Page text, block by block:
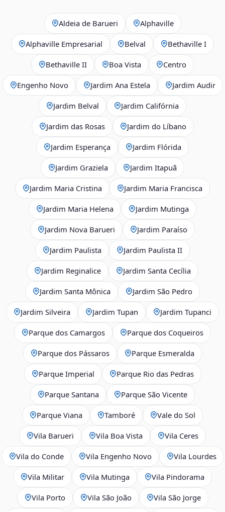
Aldeia de Barueri Alphaville
Alphaville Empresarial Belval Bethaville I
Bethaville II Boa Vista Centro
Engenho Novo Jardim Ana Estela Jardim Audir
Jardim Belval Jardim Califórnia
Jardim das Rosas Jardim do Líbano
Jardim Esperança Jardim Flórida
Jardim Graziela Jardim Itapuã
Jardim Maria Cristina Jardim Maria Francisca
Jardim Maria Helena Jardim Mutinga
Jardim Nova Barueri Jardim Paraíso
Jardim Paulista Jardim Paulista II
Jardim Reginalice Jardim Santa Cecília
Jardim Santa Mônica Jardim São Pedro
Jardim Silveira Jardim Tupan Jardim Tupanci
Parque dos Camargos Parque dos Coqueiros
Parque dos Pássaros Parque Esmeralda
Parque Imperial Parque Rio das Pedras
Parque Santana Parque São Vicente
Parque Viana Tamboré Vale do Sol
Vila Barueri Vila Boa Vista Vila Ceres
Vila do Conde Vila Engenho Novo Vila Lourdes
Vila Militar Vila Mutinga Vila Pindorama
Vila Porto Vila São João Vila São Jorge